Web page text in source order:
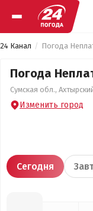
24 Канал Погода
Погода
Сумская обл.,
Изменить город
Сегодня